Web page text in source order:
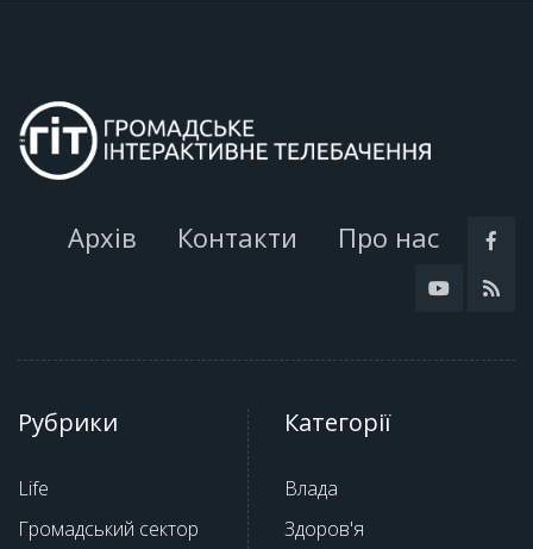
Архів Контакти Про нас
Рубрики
Life
Громадський сектор
Категорії
Влада
Здоров'я